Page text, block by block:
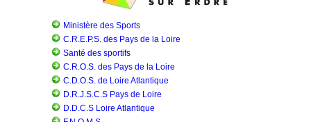
Ministère des Sports
C.R.E.P.S. des Pays de la Loire
Santé des sportifs
C.R.O.S. des Pays de la Loire
C.D.O.S. de Loire Atlantique
D.R.J.S.C.S Pays de Loire
D.D.C.S Loire Atlantique